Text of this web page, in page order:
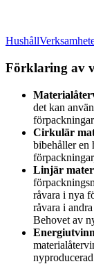
Hushåll
Förklaring av
det kan
Cirkulär
bibehåller en
Linjär
råvara i nya
råvara i
Behovet av